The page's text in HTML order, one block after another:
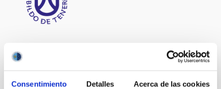
Consentimiento Detalles Acerca de las cookies